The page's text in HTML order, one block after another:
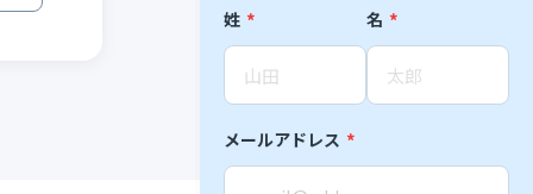
姓 * 名 *
メールアドレス *